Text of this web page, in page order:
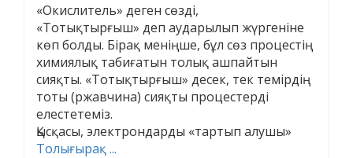
«Окислитель» деген сөзді,
«Тотықтырғыш» деп аударылып жүргеніне
көп болды. Бірақ меніңше, бұл сөз процестің
химиялық табиғатын толық ашпайтын
сияқты. «Тотықтырғыш» десек, тек темірдің
тоты (ржавчина) сияқты процестерді
елестетеміз.
Қысқасы, электрондарды «тартып алушы»
Толығырақ ...